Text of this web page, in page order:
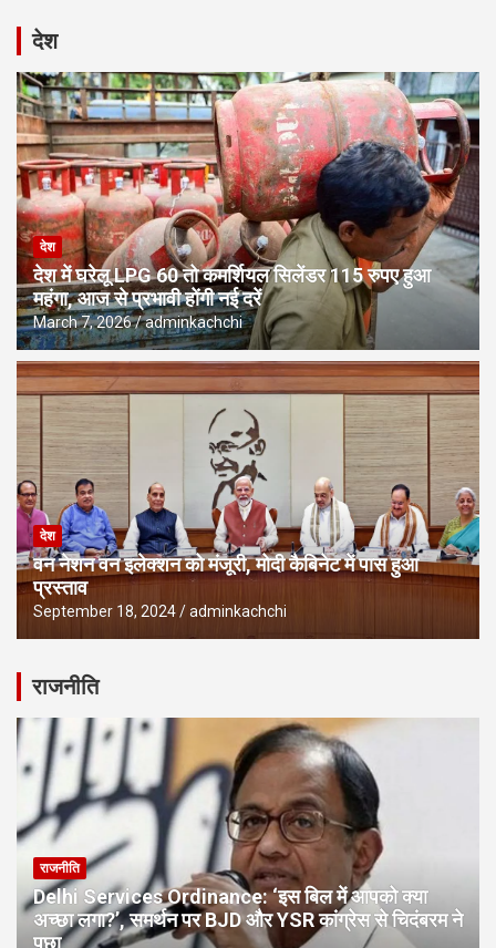
देश
देश
देश में घरेलू LPG 60 तो कमर्शियल सिलेंडर 115 रुपए हुआ
महंगा, आज से प्रभावी होंगी नई दरें
March 7, 2026 adminkachchi
देश
वन नेशन वन इलेक्शन को मंजूरी, मोदी कैबिनेट में पास हुआ
प्रस्ताव
September 18, 2024 adminkachchi
राजनीति
राजनीति
Delhi Services Ordinance: ‘इस बिल में आपको क्या
अच्छा लगा?’, समर्थन पर BJD और YSR कांग्रेस से चिदंबरम ने